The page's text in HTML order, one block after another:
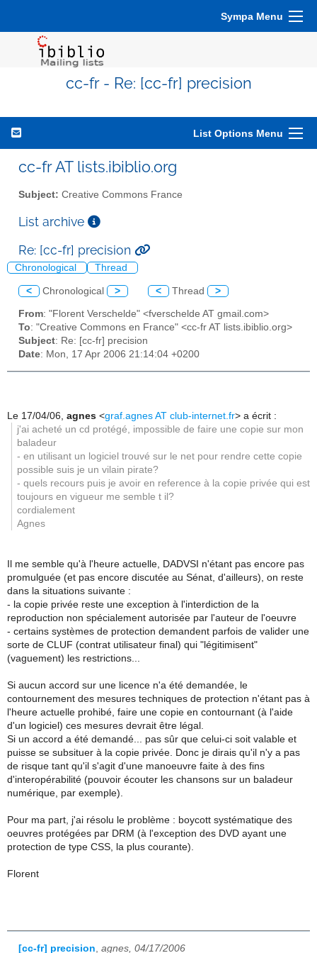
Sympa Menu
cc-fr - Re: [cc-fr] precision
List Options Menu
cc-fr AT lists.ibiblio.org
Subject: Creative Commons France
List archive
Re: [cc-fr] precision
Chronological Thread
< Chronological > < Thread >
From: "Florent Verschelde" <fverschelde AT gmail.com>
To: "Creative Commons en France" <cc-fr AT lists.ibiblio.org>
Subject: Re: [cc-fr] precision
Date: Mon, 17 Apr 2006 21:14:04 +0200
Le 17/04/06, agnes <graf.agnes AT club-internet.fr> a écrit :
j'ai acheté un cd protégé, impossible de faire une copie sur mon
baladeur
- en utilisant un logiciel trouvé sur le net pour rendre cette copie
possible suis je un vilain pirate?
- quels recours puis je avoir en reference à la copie privée qui est
toujours en vigueur me semble t il?
cordialement
Agnes
Il me semble qu'à l'heure actuelle, DADVSI n'étant pas encore pas
promulguée (et pas encore discutée au Sénat, d'ailleurs), on reste
dans la situations suivante :
- la copie privée reste une exception à l'interdiction de la
reproduction non spécialement autorisée par l'auteur de l'oeuvre
- certains systèmes de protection demandent parfois de valider une
sorte de CLUF (contrat utilisateur final) qui "légitimisent"
(vaguement) les restrictions...
Si aucun accord sur une licence n'a été demandée, le
contournement des mesures techniques de protection n'étant pas à
l'heure actuelle prohibé, faire une copie en contournant (à l'aide
d'un logiciel) ces mesures devrait être légal.
Si un accord a été demandé... pas sûr que celui-ci soit valable et
puisse se subsituer à la copie privée. Donc je dirais qu'il n'y a pas
de risque tant qu'il s'agit d'une manoeuvre faite à des fins
d'interopérabilité (pouvoir écouter les chansons sur un baladeur
numérique, par exemple).
Pour ma part, j'ai résolu le problème : boycott systématique des
oeuvres protégées par DRM (à l'exception des DVD ayant une
protection de type CSS, la plus courante).
Florent
[cc-fr] precision agnes, 04/17/2006